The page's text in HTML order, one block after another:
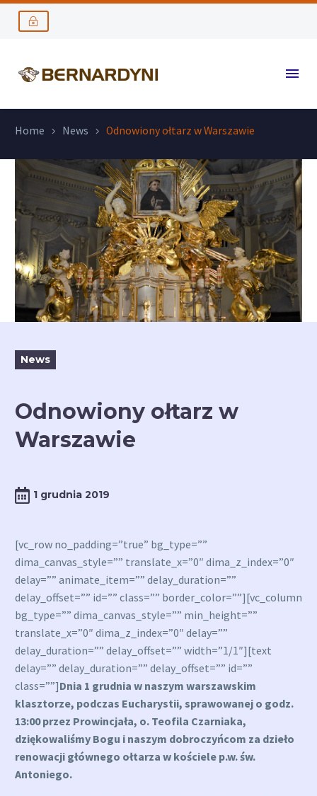
Home News Odnowiony ołtarz w Warszawie
News
Odnowiony ołtarz w
Warszawie
1 grudnia 2019
[vc_row no_padding=”true” bg_type=””
dima_canvas_style=”” translate_x=”0″ dima_z_index=”0″
delay=”” animate_item=”” delay_duration=””
delay_offset=”” id=”” class=”” border_color=””][vc_column
bg_type=”” dima_canvas_style=”” min_height=””
translate_x=”0″ dima_z_index=”0″ delay=””
delay_duration=”” delay_offset=”” width=”1/1″][text
delay=”” delay_duration=”” delay_offset=”” id=””
class=””]Dnia 1 grudnia w naszym warszawskim
klasztorze, podczas Eucharystii, sprawowanej o godz.
13:00 przez Prowincjała, o. Teofila Czarniaka,
dziękowaliśmy Bogu i naszym dobroczyńcom za dzieło
renowacji głównego ołtarza w kościele p.w. św.
Antoniego.